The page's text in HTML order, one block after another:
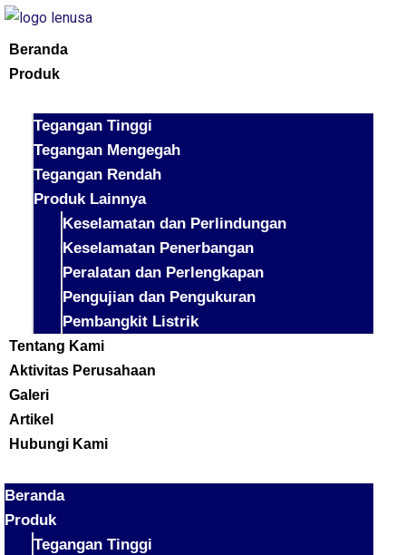
Beranda
Produk
Tegangan Tinggi
Tegangan Mengegah
Tegangan Rendah
Produk Lainnya
Keselamatan dan Perlindungan
Keselamatan Penerbangan
Peralatan dan Perlengkapan
Pengujian dan Pengukuran
Pembangkit Listrik
Tentang Kami
Aktivitas Perusahaan
Galeri
Artikel
Hubungi Kami
Beranda
Produk
Tegangan Tinggi